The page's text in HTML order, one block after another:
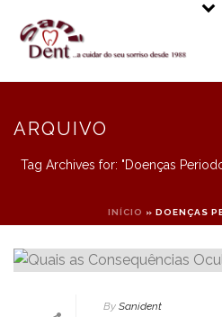
ARQUIVO
Tag Archives for: "Doenças
INÍCIO » DOENÇAS
By Sanident